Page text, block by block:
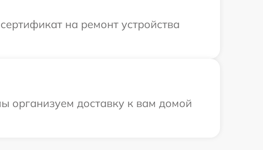
на ремонт устройства
организуем доставку к вам домой